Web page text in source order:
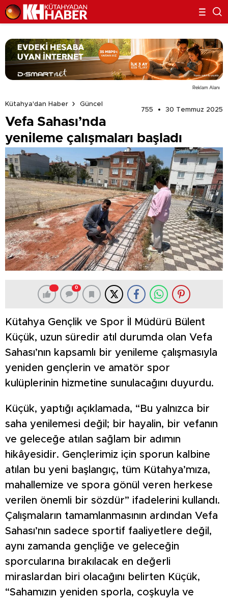
Reklam Alanı
Kütahya'dan Haber
Güncel
755
30 Temmuz 2025
Vefa Sahası’nda
yenileme çalışmaları başladı
0
Kütahya Gençlik ve Spor İl Müdürü Bülent
Küçük, uzun süredir atıl durumda olan Vefa
Sahası’nın kapsamlı bir yenileme çalışmasıyla
yeniden gençlerin ve amatör spor
kulüplerinin hizmetine sunulacağını duyurdu.
Küçük, yaptığı açıklamada, “Bu yalnızca bir
saha yenilemesi değil; bir hayalin, bir vefanın
ve geleceğe atılan sağlam bir adımın
hikâyesidir. Gençlerimiz için sporun kalbine
atılan bu yeni başlangıç, tüm Kütahya’mıza,
mahallemize ve spora gönül veren herkese
verilen önemli bir sözdür” ifadelerini kullandı.
Çalışmaların tamamlanmasının ardından Vefa
Sahası’nın sadece sportif faaliyetlere değil,
aynı zamanda gençliğe ve geleceğin
sporcularına bırakılacak en değerli
miraslardan biri olacağını belirten Küçük,
“Sahamızın yeniden sporla, coşkuyla ve